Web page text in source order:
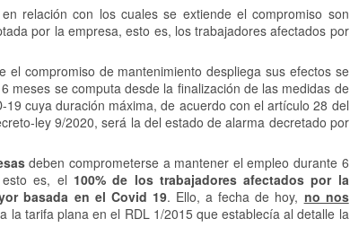
relación con los cuales se extiende el compromiso son
por la empresa, esto es, los trabajadores afectados por
compromiso de mantenimiento despliega sus efectos se
meses se computa desde la finalización de las medidas de
cuya duración máxima, de acuerdo con el artículo 28 del
ley 9/2020, será la del estado de alarma decretado por
deben comprometerse a mantener el empleo durante 6
es, el 100% de los trabajadores afectados por la
basada en el Covid 19. Ello, a fecha de hoy, no nos
tarifa plana en el RDL 1/2015 que establecía al detalle la